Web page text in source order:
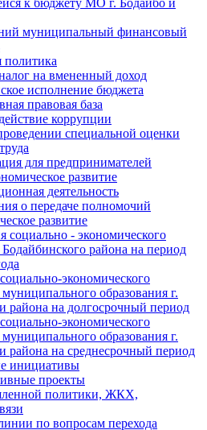
к бюджету МО г. Бодайбо и
муниципальный финансовый
политика
на вмененный доход
исполнение бюджета
правовая база
коррупции
специальной оценки
для предпринимателей
развитие
деятельность
о передаче полномочий
развитие
социально - экономического
Бодайбинского района на период
экономического
муниципального образования г.
района на долгосрочный период
экономического
муниципального образования г.
района на среднесрочный период
инициативы
проекты
политики, ЖКХ,
по вопросам перехода